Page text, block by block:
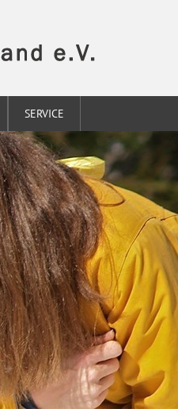
SERVICE